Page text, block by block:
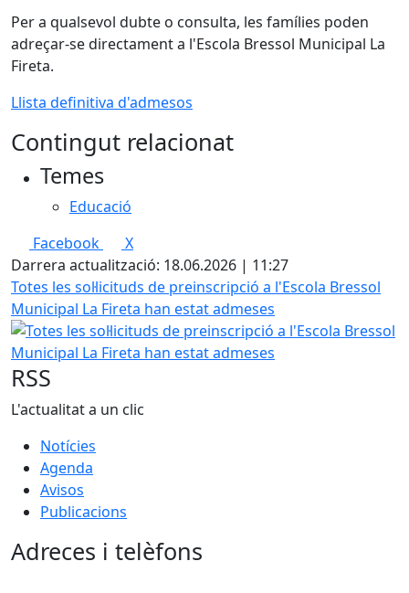
Per a qualsevol dubte o consulta, les famílies poden
adreçar-se directament a l'Escola Bressol Municipal La
Fireta.
Llista definitiva d'admesos
Contingut relacionat
Temes
Educació
Facebook
X
Darrera actualització: 18.06.2026 | 11:27
Totes les sol·licituds de preinscripció a l'Escola Bressol
Municipal La Fireta han estat admeses
RSS
L'actualitat a un clic
Notícies
Agenda
Avisos
Publicacions
Adreces i telèfons